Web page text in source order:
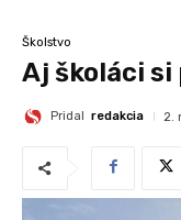
Školstvo
Aj školáci
Pridal redakcia 2.